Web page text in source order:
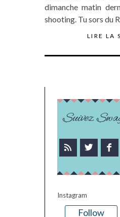
dimanche matin
shooting. Tu sors du
LIRE LA
Suivez
Instagram
Follow